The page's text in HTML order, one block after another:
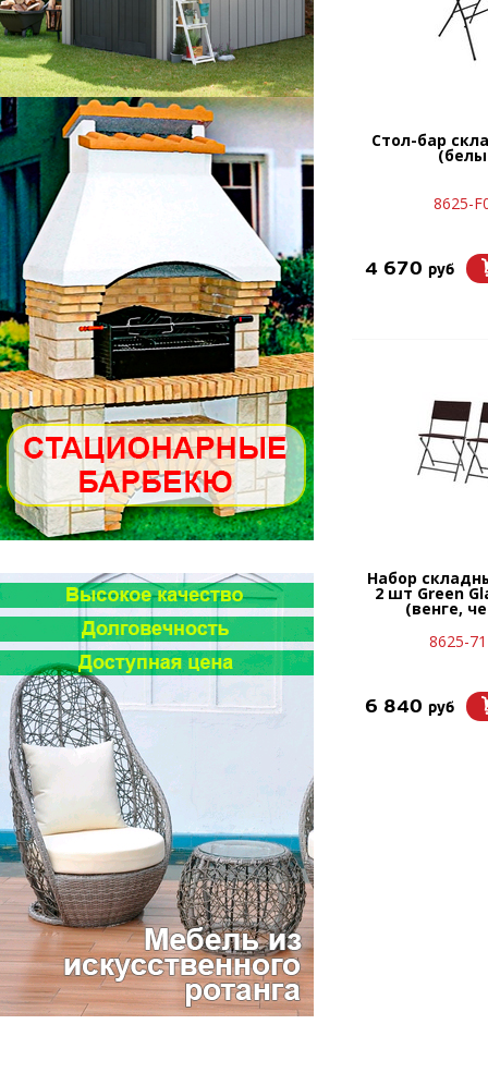
Стол-бар
8625-
4 670 руб
Набор
2 шт Green
(венге,
8625-
6 840 руб